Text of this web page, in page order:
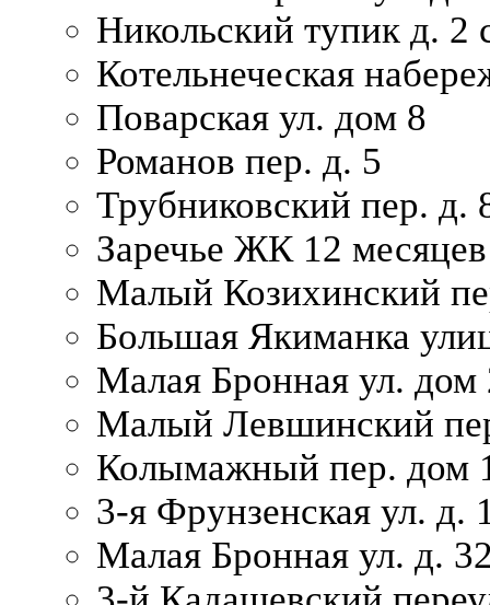
Никольский тупик д. 2
Котельнеческая
Поварская ул. дом 8
Романов пер. д. 5
Трубниковский пер. д.
Заречье ЖК 12 месяцев
Малый Козихинский
Большая Якиманка
Малая Бронная ул. дом
Малый Левшинский
Колымажный пер. дом
3-я Фрунзенская ул. д.
Малая Бронная ул. д.